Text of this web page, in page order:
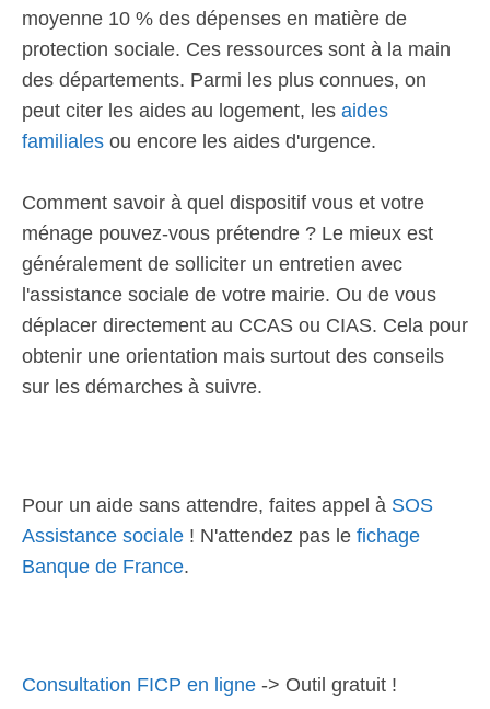
moyenne 10 % des dépenses en matière de
protection sociale. Ces ressources sont à la main
des départements. Parmi les plus connues, on
peut citer les aides au logement, les aides
familiales ou encore les aides d'urgence.
Comment savoir à quel dispositif vous et votre
ménage pouvez-vous prétendre ? Le mieux est
généralement de solliciter un entretien avec
l'assistance sociale de votre mairie. Ou de vous
déplacer directement au CCAS ou CIAS. Cela pour
obtenir une orientation mais surtout des conseils
sur les démarches à suivre.
Pour un aide sans attendre, faites appel à SOS
Assistance sociale ! N'attendez pas le fichage
Banque de France.
Consultation FICP en ligne -> Outil gratuit !